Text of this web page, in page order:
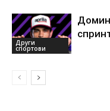
Други
спортови